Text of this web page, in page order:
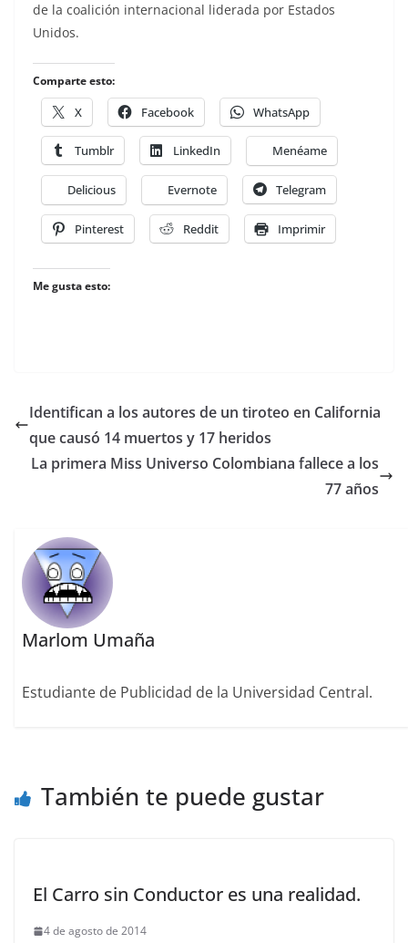
de la coalición internacional liderada por Estados
Unidos.
Comparte esto:
X Facebook WhatsApp
Tumblr LinkedIn Menéame
Delicious Evernote Telegram
Pinterest Reddit Imprimir
Me gusta esto:
Identifican a los autores de un tiroteo en California
que causó 14 muertos y 17 heridos
La primera Miss Universo Colombiana fallece a los
77 años
Marlom Umaña
Estudiante de Publicidad de la Universidad Central.
También te puede gustar
El Carro sin Conductor es una realidad.
4 de agosto de 2014